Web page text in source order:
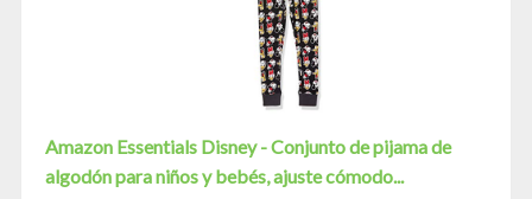
Amazon Essentials Disney - Conjunto de pijama de
algodón para niños y bebés, ajuste cómodo...